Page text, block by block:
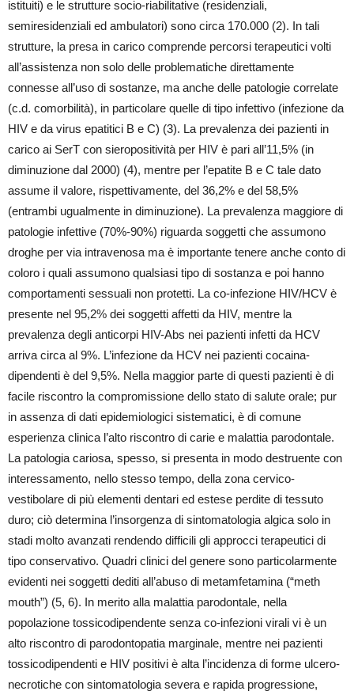
istituiti) e le strutture socio-riabilitative (residenziali,
semiresidenziali ed ambulatori) sono circa 170.000 (2). In tali
strutture, la presa in carico comprende percorsi terapeutici volti
all’assistenza non solo delle problematiche direttamente
connesse all’uso di sostanze, ma anche delle patologie correlate
(c.d. comorbilità), in particolare quelle di tipo infettivo (infezione da
HIV e da virus epatitici B e C) (3). La prevalenza dei pazienti in
carico ai SerT con sieropositività per HIV è pari all’11,5% (in
diminuzione dal 2000) (4), mentre per l’epatite B e C tale dato
assume il valore, rispettivamente, del 36,2% e del 58,5%
(entrambi ugualmente in diminuzione). La prevalenza maggiore di
patologie infettive (70%-90%) riguarda soggetti che assumono
droghe per via intravenosa ma è importante tenere anche conto di
coloro i quali assumono qualsiasi tipo di sostanza e poi hanno
comportamenti sessuali non protetti. La co-infezione HIV/HCV è
presente nel 95,2% dei soggetti affetti da HIV, mentre la
prevalenza degli anticorpi HIV-Abs nei pazienti infetti da HCV
arriva circa al 9%. L’infezione da HCV nei pazienti cocaina-
dipendenti è del 9,5%. Nella maggior parte di questi pazienti è di
facile riscontro la compromissione dello stato di salute orale; pur
in assenza di dati epidemiologici sistematici, è di comune
esperienza clinica l’alto riscontro di carie e malattia parodontale.
La patologia cariosa, spesso, si presenta in modo destruente con
interessamento, nello stesso tempo, della zona cervico-
vestibolare di più elementi dentari ed estese perdite di tessuto
duro; ciò determina l’insorgenza di sintomatologia algica solo in
stadi molto avanzati rendendo difficili gli approcci terapeutici di
tipo conservativo. Quadri clinici del genere sono particolarmente
evidenti nei soggetti dediti all’abuso di metamfetamina (“meth
mouth”) (5, 6). In merito alla malattia parodontale, nella
popolazione tossicodipendente senza co-infezioni virali vi è un
alto riscontro di parodontopatia marginale, mentre nei pazienti
tossicodipendenti e HIV positivi è alta l’incidenza di forme ulcero-
necrotiche con sintomatologia severa e rapida progressione,